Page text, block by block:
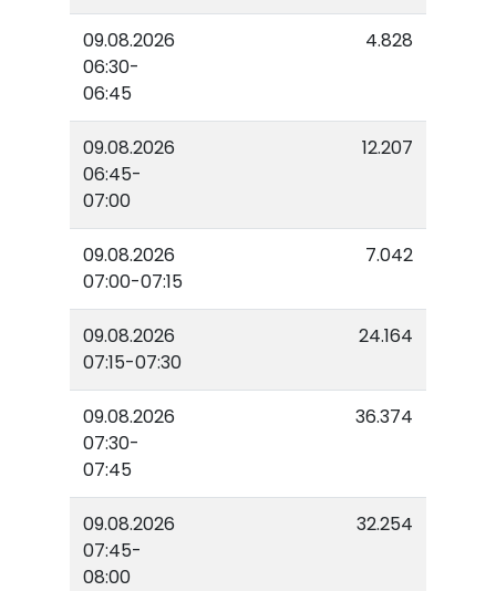
09.08.2026
06:30-
06:45
4.828
09.08.2026
06:45-
07:00
12.207
09.08.2026
07:00-07:15
7.042
09.08.2026
07:15-07:30
24.164
09.08.2026
07:30-
07:45
36.374
09.08.2026
07:45-
08:00
32.254